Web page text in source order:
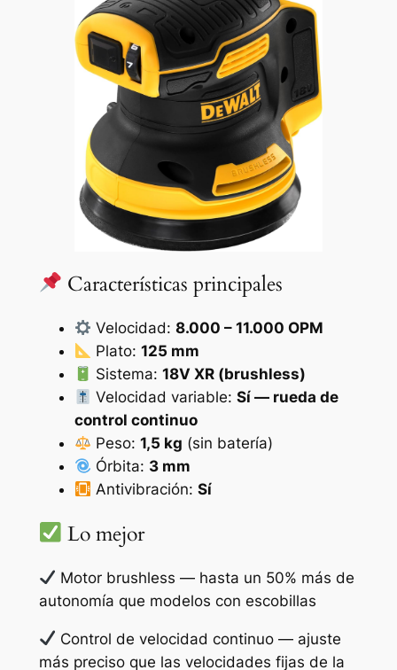
Características principales
Velocidad: 8.000 – 11.000 OPM
Plato: 125 mm
Sistema: 18V XR (brushless)
Velocidad variable: Sí — rueda de
control continuo
Peso: 1,5 kg (sin batería)
Órbita: 3 mm
Antivibración: Sí
Lo mejor
Motor brushless — hasta un 50% más de
autonomía que modelos con escobillas
Control de velocidad continuo — ajuste
más preciso que las velocidades fijas de la